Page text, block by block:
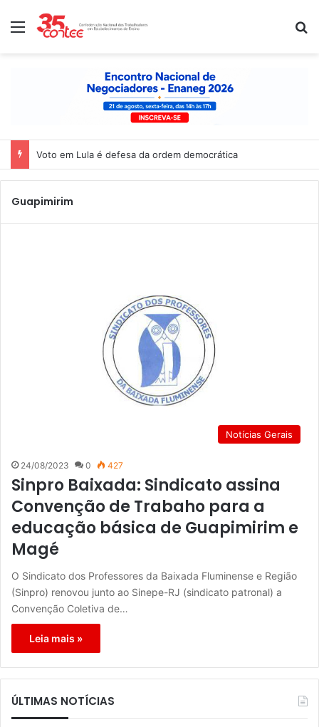
Menu
Voto em Lula é defesa da ordem democrática
Guapimirim
Notícias Gerais
24/08/2023 0 427
Sinpro Baixada: Sindicato assina
Convenção de Trabaho para a
educação básica de Guapimirim e
Magé
O Sindicato dos Professores da Baixada Fluminense e Região
(Sinpro) renovou junto ao Sinepe-RJ (sindicato patronal) a
Convenção Coletiva de…
Leia mais »
ÚLTIMAS NOTÍCIAS